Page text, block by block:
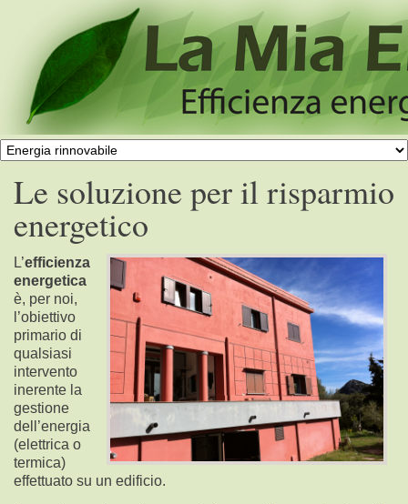
Le soluzione per il risparmio
energetico
L’efficienza
energetica
è, per noi,
l’obiettivo
primario di
qualsiasi
intervento
inerente la
gestione
dell’energia
(elettrica o
termica)
effettuato su un edificio.